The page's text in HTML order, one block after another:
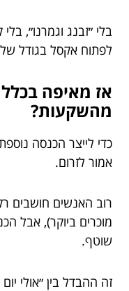
בלי ״זבנג וגמרנו״,
לפתוח אקסל בגודל
אז מאיפה
מהשקעות?
כדי לייצר הכנסה
אמור לזרום.
רוב האנשים חושבים
מוכרים ביוקר), אבל
שוטף.
זה ההבדל בין ״אולי